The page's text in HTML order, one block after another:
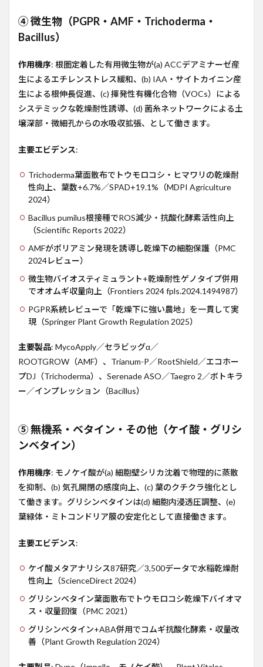
④ 微生物（PGPR・AMF・Trichoderma・
Bacillus）
作用機序: 根圏定着した有用微生物が(a) ACCデアミナーゼ産
生によるエチレンストレス緩和、(b) IAA・サイトカイニン産
生による根伸長促進、(c) 揮発性有機化合物（VOCs）による
システミックな乾燥耐性誘導、(d) 菌糸ネットワークによる土
壌深部・微細孔からの水吸収拡張、として働きます。
主要エビデンス:
Trichoderma葉面散布でトウモロコシ・ヒマワリの乾燥耐
性向上、葉数+6.7%／SPAD+19.1%（MDPI Agriculture
2024）
Bacillus pumilus根接種でROS減少・抗酸化酵素活性向上
（Scientific Reports 2022）
AMFがポリアミン発現を誘導し乾燥下の細胞保護（PMC
2024レビュー）
微生物バイオスティミュラント+乾燥耐性ゲノタイプ併用
でオオムギ収量向上（Frontiers 2024 fpls.2024.1494987）
PGPR系統レビューで「乾燥下に強い農地」を一貫して実
現（Springer Plant Growth Regulation 2025）
主要製品: MycoApply／セラビッグα／
ROOTGROW（AMF）、Trianum-P／RootShield／エコホー
プDJ（Trichoderma）、Serenade ASO／Taegro 2／ボトキラ
ー／インプレッション（Bacillus）
⑤ 無機系・ベタイン・その他（ケイ酸・グリシ
ンベタイン）
作用機序: モノケイ酸が(a) 細胞壁シリカ沈着で物理的に蒸散
を抑制、(b) 気孔開閉の感度向上、(c) 葉のクチクラ強化とし
て働きます。グリシンベタインは(d) 細胞内浸透圧調整、(e)
葉緑体・ミトコンドリア膜の安定化として直接働きます。
主要エビデンス:
ケイ酸メタアナリシス87研究／3,500データで水稲乾燥耐
性向上（ScienceDirect 2024）
グリシンベタイン葉面散布でトウモロコシ乾燥下バイオマ
ス・収量回復（PMC 2021）
グリシンベタイン+ABA併用でコムギ抗酸化酵素・収量改
善（Plant Growth Regulation 2024）